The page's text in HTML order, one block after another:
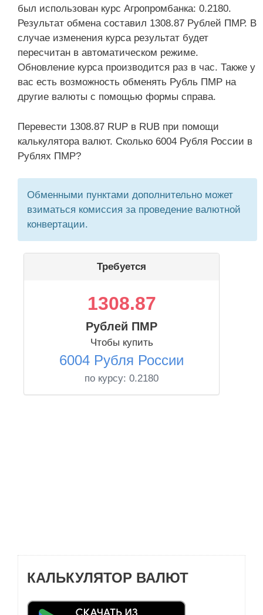
был использован курс Агропромбанка: 0.2180.
Результат обмена составил 1308.87 Рублей ПМР. В
случае изменения курса результат будет
пересчитан в автоматическом режиме.
Обновление курса производится раз в час. Также у
вас есть возможность обменять Рубль ПМР на
другие валюты с помощью формы справа.
Перевести 1308.87 RUP в RUB при помощи
калькулятора валют. Сколько 6004 Рубля России в
Рублях ПМР?
Обменными пунктами дополнительно может
взиматься комиссия за проведение валютной
конвертации.
Требуется
1308.87
Рублей ПМР
Чтобы купить
6004 Рубля России
по курсу: 0.2180
КАЛЬКУЛЯТОР ВАЛЮТ